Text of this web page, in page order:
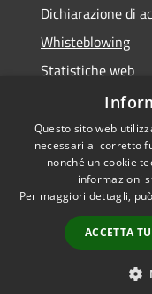
Dichiarazione di
Whisteblowing
Statistiche web
Segnalazioni di
RSS
Accessibility
Questo sito web
necessari al corretto
nonché un cookie
informazioni
Per maggiori dettagli,
ACCETTA